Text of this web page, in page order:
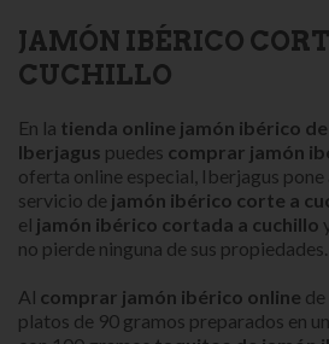
JAMÓN IBÉRICO
CUCHILLO
En la tienda online jamón ibérico de
Iberjagus puedes comprar jamón
oferta online especial, Iberjagus
servicio de jamón ibérico corte a
el jamón ibérico cortada a cuchillo
no pierde ninguna de sus propiedades.
Al comprar jamón ibérico online
platos de 90 gramos preparados en